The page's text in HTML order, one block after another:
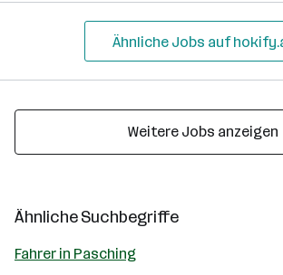
Ähnliche Jobs auf
Weitere Jobs anzeigen
Ähnliche Suchbegriffe
Fahrer in Pasching